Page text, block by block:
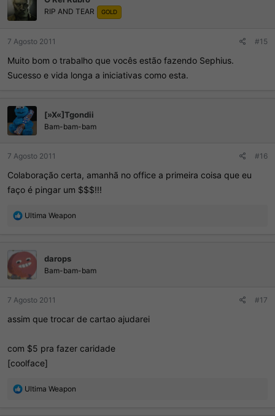
e
s
RIP AND TEAR GOLD
7 Agosto 2011 #15
Muito bom o trabalho que vocês estão fazendo Sephius.
Sucesso e vida longa a iniciativas como esta.
[»X«]Tgondii
Bam-bam-bam
7 Agosto 2011 #16
Colaboração certa, amanhã no office a primeira coisa que eu
faço é pingar um $$$!!!
R
õ
e
s
Ultima Weapon
darops
Bam-bam-bam
7 Agosto 2011 #17
assim que trocar de cartao ajudarei
com $5 pra fazer caridade
[coolface]
R
Ultima Weapon